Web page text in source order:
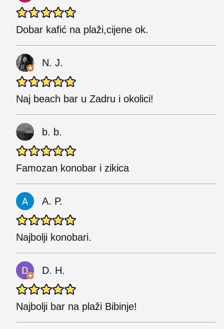
Dobar kafić na plaži,cijene ok.
N. J.
Naj beach bar u Zadru i okolici!
b. b.
Famozan konobar i zikica
A. P.
Najbolji konobari.
D. H.
Najbolji bar na plaži Bibinje!